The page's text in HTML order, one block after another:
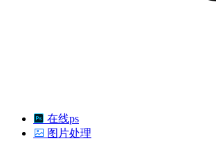
在线ps
图片处理